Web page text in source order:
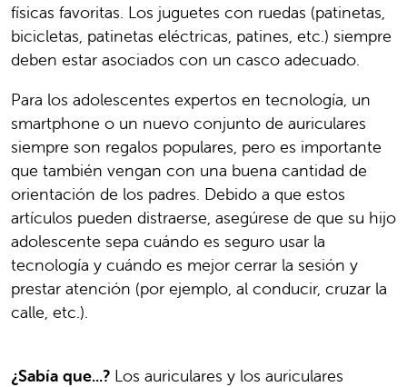
físicas favoritas. Los juguetes con ruedas (patinetas,
bicicletas, patinetas eléctricas, patines, etc.) siempre
deben estar asociados con un casco adecuado.
Para los adolescentes expertos en tecnología, un
smartphone o un nuevo conjunto de auriculares
siempre son regalos populares, pero es importante
que también vengan con una buena cantidad de
orientación de los padres. Debido a que estos
artículos pueden distraerse, asegúrese de que su hijo
adolescente sepa cuándo es seguro usar la
tecnología y cuándo es mejor cerrar la sesión y
prestar atención (por ejemplo, al conducir, cruzar la
calle, etc.).
¿Sabía que...? Los auriculares y los auriculares